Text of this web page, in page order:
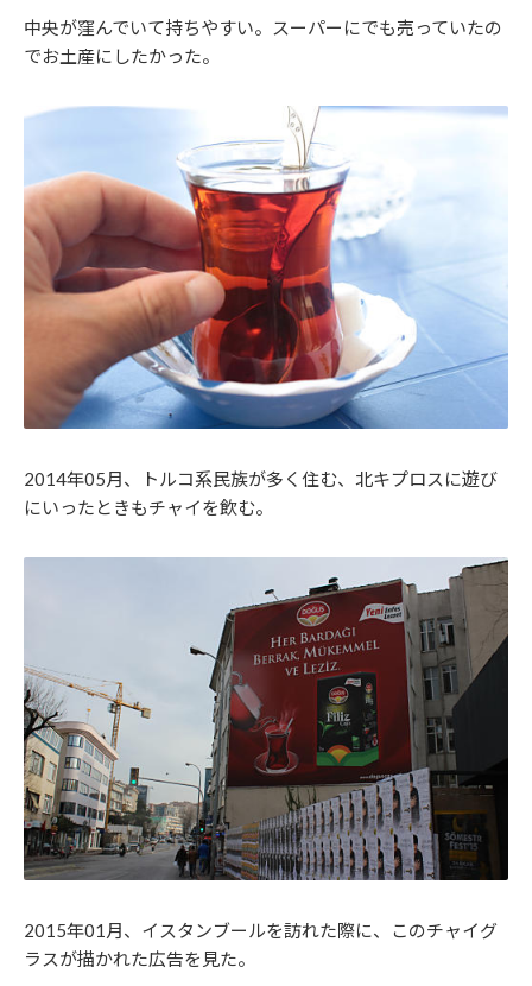
中央が窪んでいて持ちやすい。スーパーにでも売っていたの
でお土産にしたかった。
2014年05月、トルコ系民族が多く住む、北キプロスに遊び
にいったときもチャイを飲む。
2015年01月、イスタンブールを訪れた際に、このチャイグ
ラスが描かれた広告を見た。